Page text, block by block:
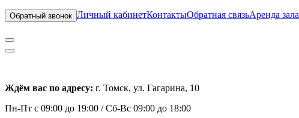
Обратный звонок Личный кабинетКонтактыОбратная связьАренда зала
Ждём вас по адресу: г. Томск, ул. Гагарина, 10
Пн-Пт с 09:00 до 19:00 /Сб-Вс 09:00 до 18:00